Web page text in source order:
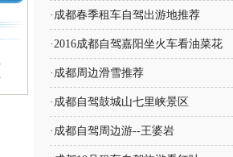
· 成都春季租车自驾出游地推荐
·2016成都自驾嘉阳坐火车看油菜花
· 成都周边滑雪推荐
· 成都自驾鼓城山七里峡景区
· 成都自驾周边游--王婆岩